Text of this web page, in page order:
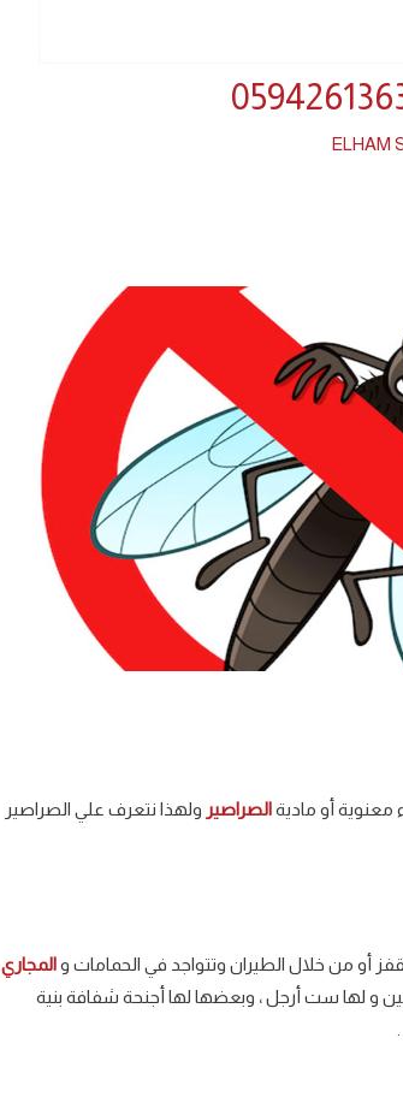
ELHAM
أو ماديةالصراصير ولهذا نتعرف علي الصراصير
أو من خلال الطيران وتتواجد في الحمامات والمجاري
و لها ست أرجل ، وبعضها لها أجنحة شفافة بنية